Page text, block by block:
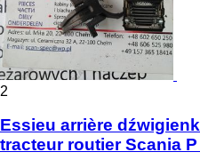
2
Essieu arrière
tracteur routier Scania P